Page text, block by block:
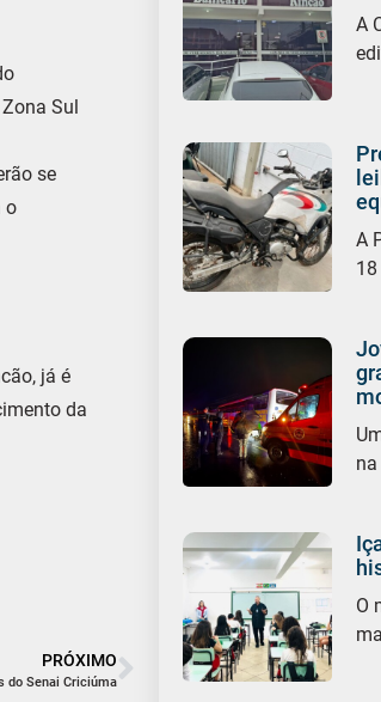
Sul
se
o
já é
da
PRÓXIMO
do Senai Criciúma
A
A
O